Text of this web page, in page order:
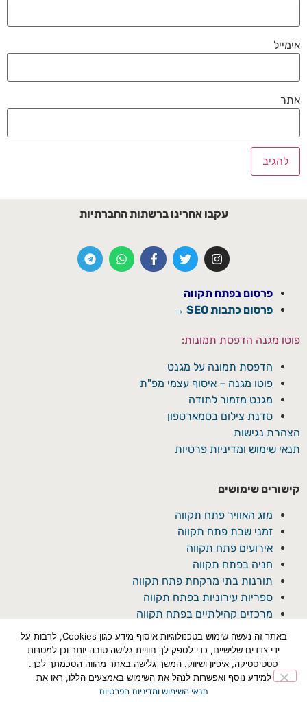
אימייל
אתר
עקבו אחרינו ברשתות החברתיות
פרסום בפתח תקווה
פרסום כתבות SEO →
פוטו מגנה הדפסת תמונות:
הדפסת תמונה על מגנט
פוטו מגנה – איסוף עצמי מפ"ת
מגנט מזמור לתודה
סדנת צילום בסמארטפון
הצהרת נגישות
תנאי שימוש ומדיניות פרטיות
קישורים שימושים
מזג האוויר פתח תקווה
זמני שבת פתח תקווה
אירועים פתח תקווה
חניה בפתח תקווה
תורנות בתי מרקחת פתח תקווה
ספריות עירוניות בפתח תקווה
מרכזים קהילתיים בפתח תקווה
באתר זה נעשה שימוש בטכנולוגיות איסוף מידע כגון Cookies, לרבות על
ידי צדדים שלישיים, כדי לספק לך חוויית גלישה טובה יותר וכן למטרות
סטטיסטיקה, איפיון ושיווק. המשך גלישה באתר מהווה הסכמתך לכך.
למידע נוסף ואפשרות לנהל את השימוש באמצעים הללו, ראו את
תנאי השימוש ומדיניות הפרטיות